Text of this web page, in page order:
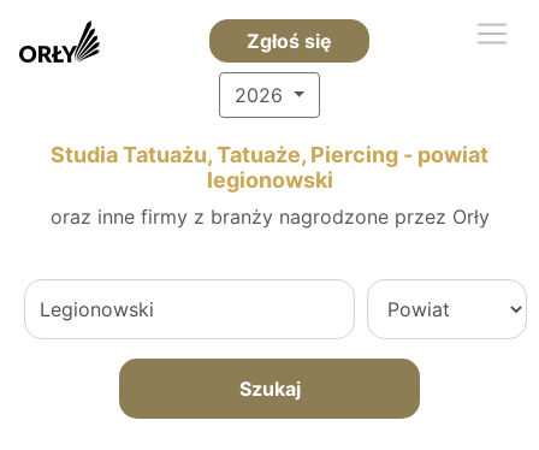
Zgłoś się
2026
Studia Tatuażu, Tatuaże, Piercing - powiat
legionowski
oraz inne firmy z branży nagrodzone przez Orły
Szukaj